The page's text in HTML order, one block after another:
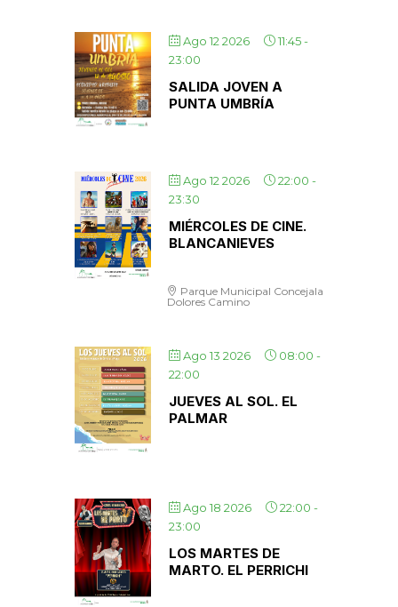
Ago 12 2026 11:45-
23:00
SALIDA JOVEN A
PUNTA UMBRÍA
Ago 12 2026 22:00 -
23:30
MIÉRCOLES DE CINE.
BLANCANIEVES
Parque Municipal Concejala
Dolores Camino
Ago 13 2026 08:00 -
22:00
JUEVES AL SOL. EL
PALMAR
Ago 18 2026 22:00 -
23:00
LOS MARTES DE
MARTO. EL PERRICHI